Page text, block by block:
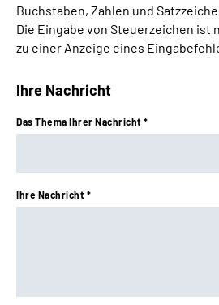
Buchstaben, Zahlen und
Die Eingabe von Steuerzeichen
zu einer Anzeige eines
Ihre Nachricht
Das Thema Ihrer Nachricht *
Ihre Nachricht *